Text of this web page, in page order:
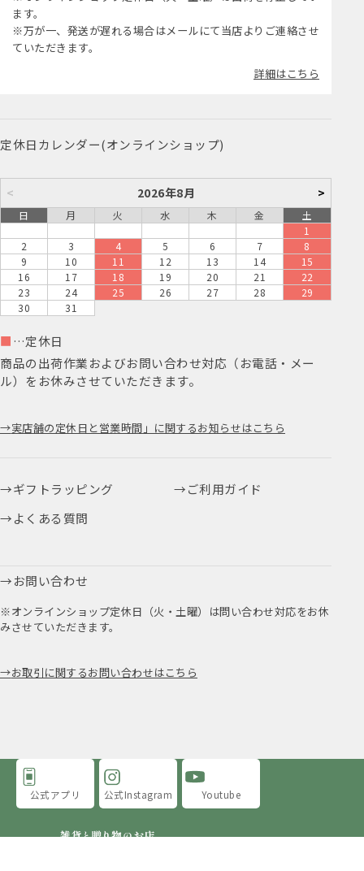
ます。
※万が一、発送が遅れる場合はメールにて当店よりご連絡させ
ていただきます。
詳細はこちら
定休日カレンダー(オンラインショップ)
< 2026年8月 >
日 月 火 水 木 金
土
1
2
3 4 5 6 7
8
9
10 11 12 13 14
15
16
17 18 19 20 21
22
23
24 25 26 27 28
29
30
31
■ …定休日
商品の出荷作業およびお問い合わせ対応（お電話・メー
ル）をお休みさせていただきます。
実店舗の定休日と営業時間」に関するお知らせはこちら
ギフトラッピング
ご利用ガイド
よくある質問
お問い合わせ
※オンラインショップ定休日（火・土曜）は問い合わせ対応をお休
みさせていただきます。
お取引に関するお問い合わせはこちら
公式アプリ 公式Instagram Youtube